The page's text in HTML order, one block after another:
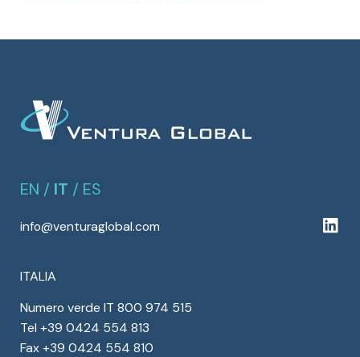
EN / IT / ES
info@venturaglobal.com
ITALIA
Numero verde IT 800 974 515
Tel +39 0424 554 813
Fax +39 0424 554 810